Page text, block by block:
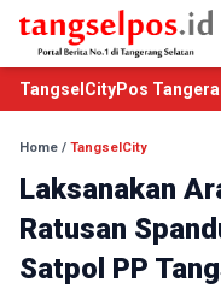
TangselCityPos
Home / TangselCity
Laksanakan
Ratusan
Satpol PP